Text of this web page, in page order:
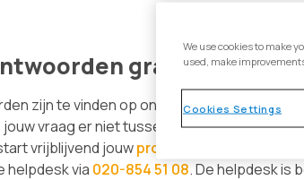
graag je vragen
zijn te vinden op onze support pagina
vraag er niet tussen? Stel jouw vraag via
vrijblijvend jouwproefaccount
helpdesk via 020-854 51 08. De helpdesk is
We use cookies to make
used, make
Cookies Settings